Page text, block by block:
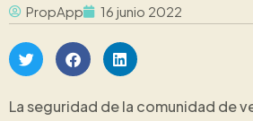
PropApp 16 junio 2022
La seguridad de la comunidad de